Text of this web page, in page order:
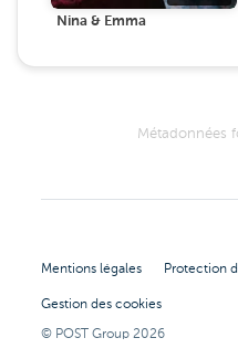
Nina & Emma
Métadonnées
Mentions légales Protection
Gestion des cookies
© POST Group2026